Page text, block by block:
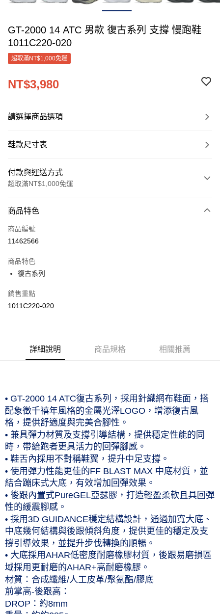
GT-2000 14 ATC 男款 復古系列 支撐 慢跑鞋
1011C220-020
超取滿NT$1,000免運
NT$3,980
請選擇商品選項
鞋款尺寸表
付款與運送方式
超取滿NT$1,000免運
信用卡一次付款
信用卡分期付款
合作金庫商業銀行
華南商業銀行
國泰世華商業銀行
臺灣中小企業銀行
玉山商業銀行
星展（台灣）商業銀行
台新國際商業銀行
LINE Pay
運送方式
付款後全家取貨(僅限台灣本島，離島恕不配送) 預計5-7個工
付款後萊爾富取貨(僅限台灣本島，離島恕不配送) 預計5-7個
付款後7-11取貨(僅限台灣本島，離島恕不配送) 預計5-7個工
作天到貨
每筆NT$60，滿NT$1,000(含以上)免運費
黑貓宅急便 (僅限台灣本島，離島恕不配送) 預計2-3個工作天到貨
每筆NT$120，滿NT$1,500(含以上)免運費
商品特色
商品編號
11462566
商品特色
復古系列
銷售重點
1011C220-020
詳細說明 商品規格 相關推薦
• GT-2000 14 ATC復古系列，採用針織網布鞋面，搭
配象徵千禧年風格的金屬光澤LOGO，增添復古風
格，提供舒適度與完美合腳性。
• 兼具彈力材質及支撐引導結構，提供穩定性能的同
時，帶給跑者更具活力的回彈腳感。
• 鞋舌內採用不對稱鞋翼，提升中足支撐。
• 使用彈力性能更佳的FF BLAST MAX 中底材質，並
結合蹦床式大底，有效增加回彈效果。
• 後跟內置式PureGEL亞瑟膠，打造輕盈柔軟且具回彈
性的緩震腳感。
• 採用3D GUIDANCE穩定結構設計，通過加寬大底、
中底幾何結構與後跟傾斜角度，提供更佳的穩定及支
撐引導效果，並提升步伐轉換的順暢。
• 大底採用AHAR低密度耐磨橡膠材質，後跟易磨損區
域採用更耐磨的AHAR+高耐磨橡膠。
材質：合成纖維/人工皮革/聚氨酯/膠底
前掌高-後跟高：
DROP：約8mm